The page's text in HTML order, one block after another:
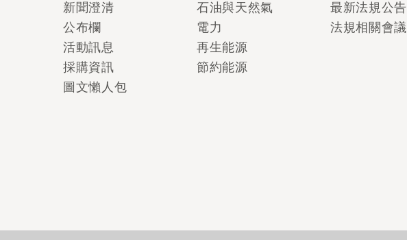
新聞澄清
公布欄
活動訊息
採購資訊
圖文懶人包
石油與天然氣
電力
再生能源
節約能源
最新法規公告
法規相關會議